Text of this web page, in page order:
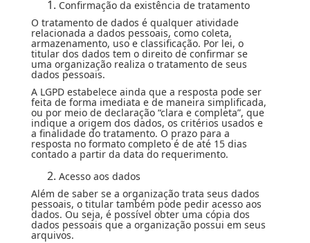
Confirmação da existência de tratamento
O tratamento de dados é qualquer atividade
relacionada a dados pessoais, como coleta,
armazenamento, uso e classificação. Por lei, o
titular dos dados tem o direito de confirmar se
uma organização realiza o tratamento de seus
dados pessoais.
A LGPD estabelece ainda que a resposta pode ser
feita de forma imediata e de maneira simplificada,
ou por meio de declaração “clara e completa”, que
indique a origem dos dados, os critérios usados e
a finalidade do tratamento. O prazo para a
resposta no formato completo é de até 15 dias
contado a partir da data do requerimento.
Acesso aos dados
Além de saber se a organização trata seus dados
pessoais, o titular também pode pedir acesso aos
dados. Ou seja, é possível obter uma cópia dos
dados pessoais que a organização possui em seus
arquivos.